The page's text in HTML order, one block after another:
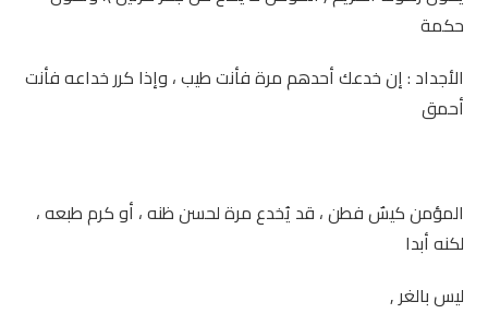
حكمة
الأجداد : إن خدعك أحدهم مرة فأنت طيب ، وإذا كرر خداعه فأنت
أحمق
المؤمن كيسٌ فطن ، قد يُخدع مرة لحسن ظنه ، أو كرم طبعه ،
لكنه أبدا
ليس بالغر ,